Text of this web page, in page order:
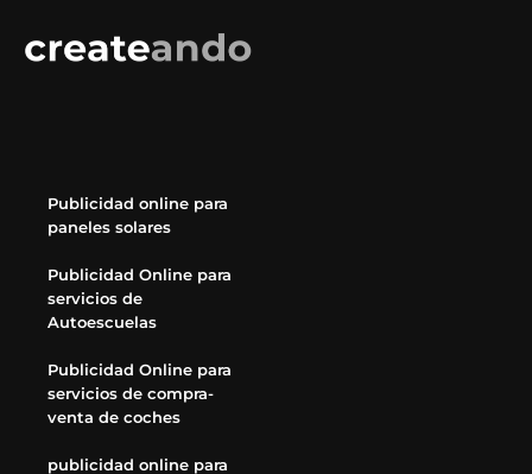
Publicidad online para
paneles solares
Publicidad Online para
servicios de
Autoescuelas
Publicidad Online para
servicios de compra-
venta de coches
publicidad online para